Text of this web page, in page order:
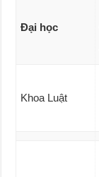
Đại học
Khoa Luật